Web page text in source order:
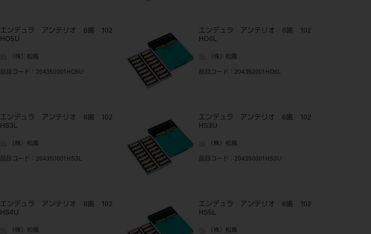
エンデュラ アンテリオ 6歯 102
HO5U
（株）松風
品目コード ：204350001HO5U
エンデュラ アンテリオ 6歯 102
HO6L
（株）松風
品目コード ：204350001HO6L
エンデュラ アンテリオ 6歯 102
HS3L
（株）松風
品目コード ：204350001HS3L
エンデュラ アンテリオ 6歯 102
HS3U
（株）松風
品目コード ：204350001HS3U
エンデュラ アンテリオ 6歯 102
HS4U
（株）松風
エンデュラ アンテリオ 6歯 102
HS5L
（株）松風